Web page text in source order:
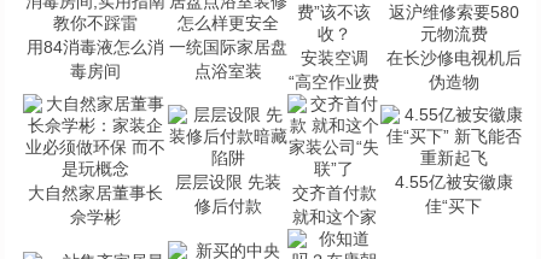
用84消毒液怎么消
毒房间
一统国际家居盘
点浴室装
安装空调
“高空作业费
在长沙修电视机后
伪造物
大自然家居董事长
佘学彬
层层设限 先装
修后付款
交齐首付款
就和这个家
4.55亿被安徽康
佳“买下